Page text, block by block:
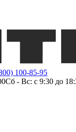
100-85-95
Сб - Вс: с 9:30 до